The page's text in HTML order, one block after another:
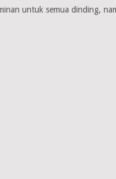
untuk semua dinding,